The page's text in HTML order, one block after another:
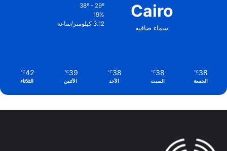
Cairo
سماء صافية
38º - 29º
19%
3.12 كيلومتر/ساعة
38
℃
الجمعة
38
℃
السبت
38
℃
الأحد
39
℃
الأثنين
42
℃
الثلاثاء